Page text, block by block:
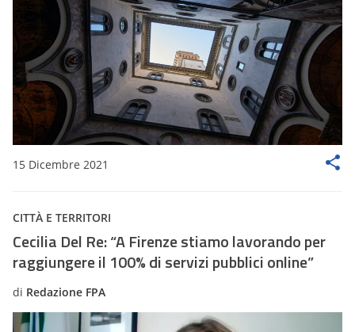
15 Dicembre 2021
CITTÀ E TERRITORI
Cecilia Del Re: “A Firenze stiamo lavorando per
raggiungere il 100% di servizi pubblici online”
di Redazione FPA